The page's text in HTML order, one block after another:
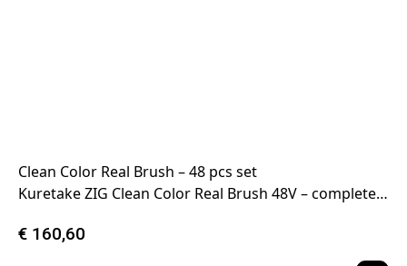
Clean Color Real Brush – 48 pcs set
Kuretake ZIG Clean Color Real Brush 48V – complete…
€ 160,60